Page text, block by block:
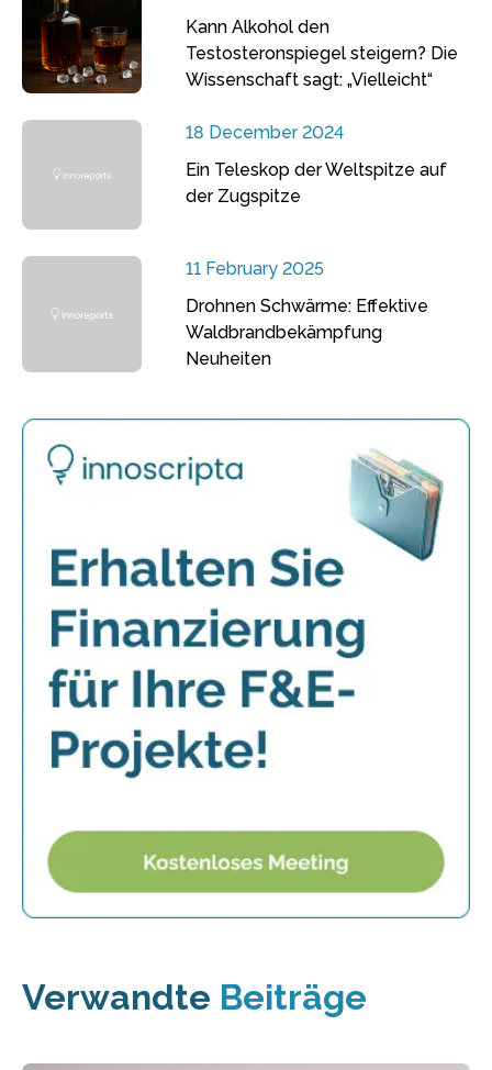
Kann Alkohol den
Testosteronspiegel steigern? Die
Wissenschaft sagt: „Vielleicht“
18 December 2024
Ein Teleskop der Weltspitze auf
der Zugspitze
11 February 2025
Drohnen Schwärme: Effektive
Waldbrandbekämpfung
Neuheiten
Verwandte Beiträge